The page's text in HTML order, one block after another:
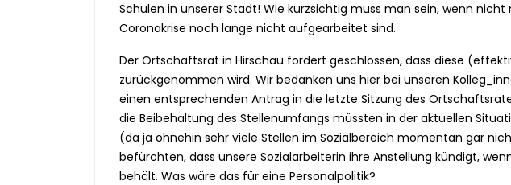
Schulen in unserer Stadt! Wie kurzsichtig muss man sein, wenn nicht
Coronakrise noch lange nicht aufgearbeitet sind.
Der Ortschaftsrat in Hirschau fordert geschlossen, dass diese
zurückgenommen wird. Wir bedanken uns hier bei unseren
einen entsprechenden Antrag in die letzte Sitzung des
die Beibehaltung des Stellenumfangs müssten in der aktuellen
(da ja ohnehin sehr viele Stellen im Sozialbereich momentan gar
befürchten, dass unsere Sozialarbeiterin ihre Anstellung kündigt,
behält. Was wäre das für eine Personalpolitik?